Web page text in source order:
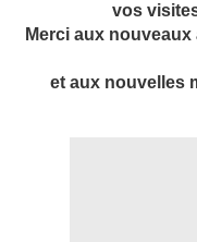
vos
Merci aux
et aux nouvelles